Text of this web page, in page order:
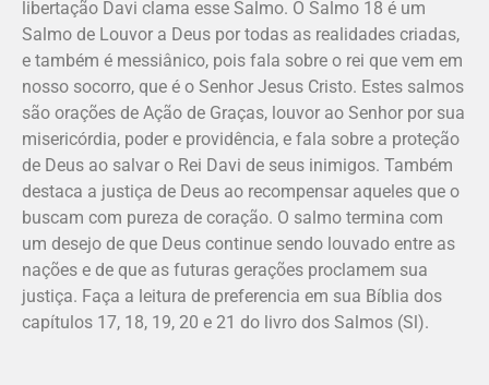
libertação Davi clama esse Salmo. O Salmo 18 é um
Salmo de Louvor a Deus por todas as realidades criadas,
e também é messiânico, pois fala sobre o rei que vem em
nosso socorro, que é o Senhor Jesus Cristo. Estes salmos
são orações de Ação de Graças, louvor ao Senhor por sua
misericórdia, poder e providência, e fala sobre a proteção
de Deus ao salvar o Rei Davi de seus inimigos. Também
destaca a justiça de Deus ao recompensar aqueles que o
buscam com pureza de coração. O salmo termina com
um desejo de que Deus continue sendo louvado entre as
nações e de que as futuras gerações proclamem sua
justiça. Faça a leitura de preferencia em sua Bíblia dos
capítulos 17, 18, 19, 20 e 21 do livro dos Salmos (Sl).